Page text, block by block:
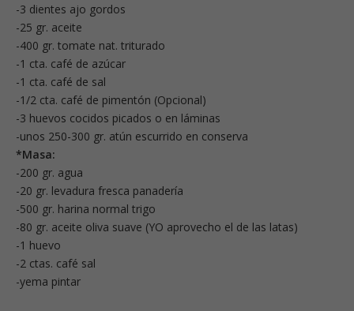
-3 dientes ajo gordos
-25 gr. aceite
-400 gr. tomate nat. triturado
-1 cta. café de azúcar
-1 cta. café de sal
-1/2 cta. café de pimentón (Opcional)
-3 huevos cocidos picados o en láminas
-unos 250-300 gr. atún escurrido en conserva
*Masa:
-200 gr. agua
-20 gr. levadura fresca panadería
-500 gr. harina normal trigo
-80 gr. aceite oliva suave (YO aprovecho el de las latas)
-1 huevo
-2 ctas. café sal
-yema pintar